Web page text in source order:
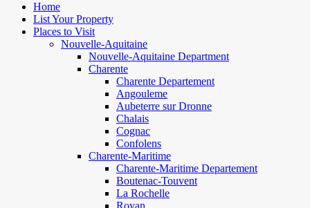
Home
List Your Property
Places to Visit
Nouvelle-Aquitaine
Nouvelle-Aquitaine Department
Charente
Charente Departement
Angouleme
Aubeterre sur Dronne
Chalais
Cognac
Confolens
Charente-Maritime
Charente-Maritime Departement
Boutenac-Touvent
La Rochelle
Royan